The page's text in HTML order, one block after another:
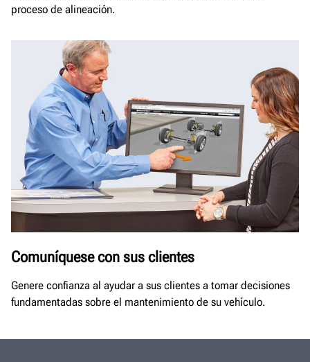
proceso de alineación.
Comuníquese con sus clientes
Genere confianza al ayudar a sus clientes a tomar decisiones
fundamentadas sobre el mantenimiento de su vehículo.